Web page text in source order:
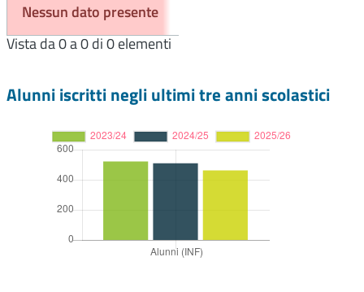
Nessun dato presente
Vista da 0 a 0 di 0 elementi
Alunni iscritti negli ultimi tre anni scolastici